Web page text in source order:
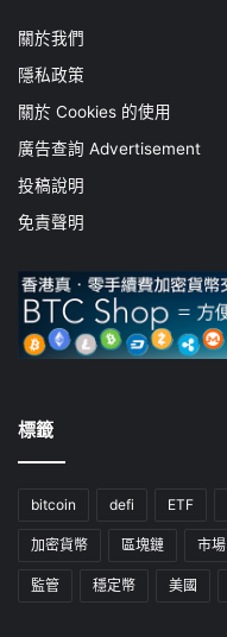
關於我們
隱私政策
關於 Cookies 的使用
廣告查詢 Advertisement
投稿說明
免責聲明
標籤
bitcoin defi ETF
加密貨幣 區塊鏈 市場
監管 穩定幣 美國